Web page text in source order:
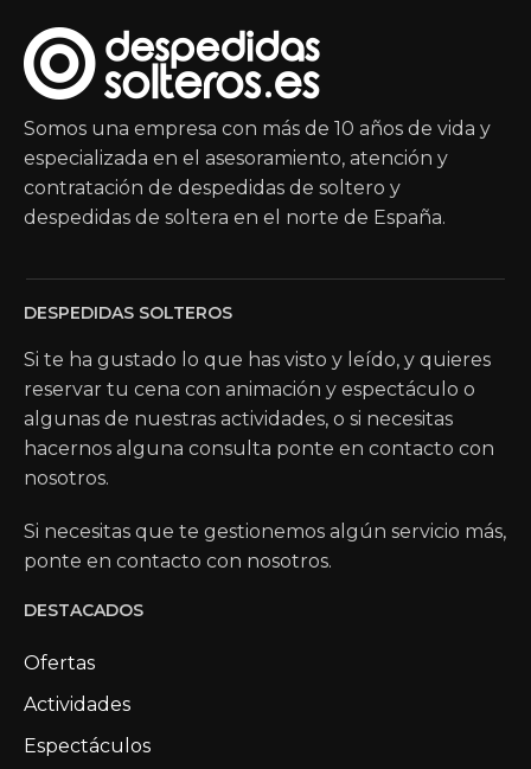
Somos una empresa con más de 10 años de vida y
especializada en el asesoramiento, atención y
contratación de despedidas de soltero y
despedidas de soltera en el norte de España.
DESPEDIDAS SOLTEROS
Si te ha gustado lo que has visto y leído, y quieres
reservar tu cena con animación y espectáculo o
algunas de nuestras actividades, o si necesitas
hacernos alguna consulta ponte en contacto con
nosotros.
Si necesitas que te gestionemos algún servicio más,
ponte en contacto con nosotros.
DESTACADOS
Ofertas
Actividades
Espectáculos